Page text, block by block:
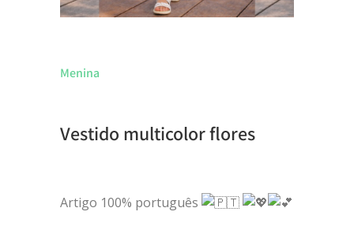
Menina
Vestido multicolor flores
Artigo 100% português